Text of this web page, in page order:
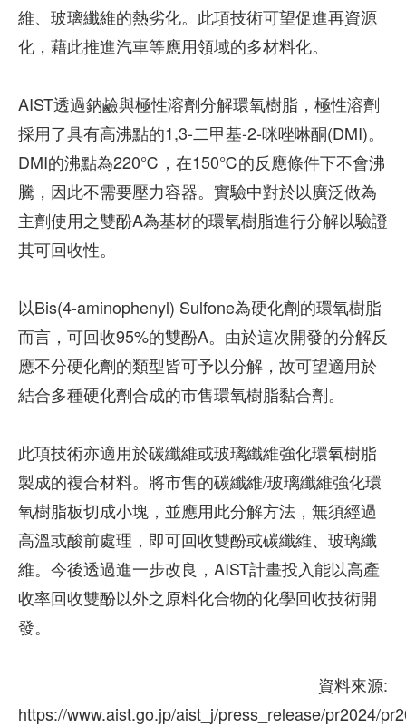
維、玻璃纖維的熱劣化。此項技術可望促進再資源
化，藉此推進汽車等應用領域的多材料化。
AIST透過鈉鹼與極性溶劑分解環氧樹脂，極性溶劑
採用了具有高沸點的1,3-二甲基-2-咪唑啉酮(DMI)。
DMI的沸點為220℃，在150℃的反應條件下不會沸
騰，因此不需要壓力容器。實驗中對於以廣泛做為
主劑使用之雙酚A為基材的環氧樹脂進行分解以驗證
其可回收性。
以Bis(4-aminophenyl) Sulfone為硬化劑的環氧樹脂
而言，可回收95%的雙酚A。由於這次開發的分解反
應不分硬化劑的類型皆可予以分解，故可望適用於
結合多種硬化劑合成的市售環氧樹脂黏合劑。
此項技術亦適用於碳纖維或玻璃纖維強化環氧樹脂
製成的複合材料。將市售的碳纖維/玻璃纖維強化環
氧樹脂板切成小塊，並應用此分解方法，無須經過
高溫或酸前處理，即可回收雙酚或碳纖維、玻璃纖
維。今後透過進一步改良，AIST計畫投入能以高產
收率回收雙酚以外之原料化合物的化學回收技術開
發。
資料來源:
https://www.aist.go.jp/aist_j/press_release/pr2024/